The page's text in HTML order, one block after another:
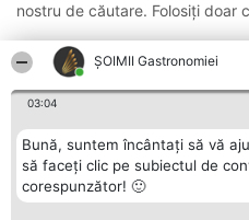
ȘOIMII Gastronomiei
03:04
Bună, suntem încântați să vă
să faceți clic pe subiectul de
corespunzător! 🙂
nostru de căutare. Folosiți doar